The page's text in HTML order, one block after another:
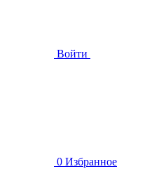
Войти
0 Избранное